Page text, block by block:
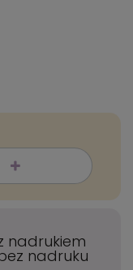
nadrukiem
nadruku